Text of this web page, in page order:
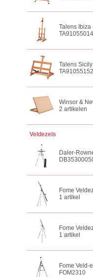
Talens
TA91055014
Talens
TA91055152
Winsor &
2 artikelen
Veldezels
Daler-
Fome
1 artikel
Fome
1 artikel
Fome Veld-
FOM2310